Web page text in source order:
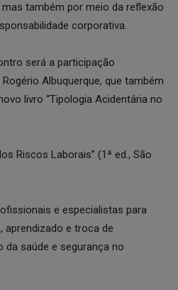
também por meio da reflexão
corporativa.
será a participação
Albuquerque, que também
livro “Tipologia Acidentária no
Riscos Laborais” (1ª ed., São
e especialistas para
aprendizado e troca de
saúde e segurança no